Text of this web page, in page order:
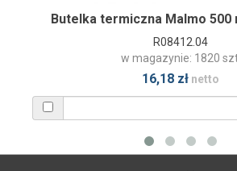
Butelka termiczna Malmo 500
R08412.04
w magazynie: 1820
16,18 zł netto